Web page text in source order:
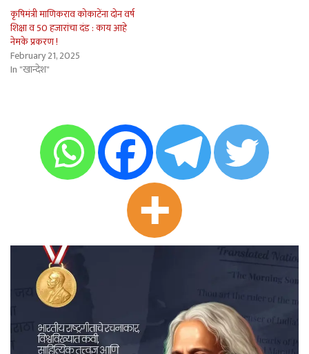
कृषिमंत्री माणिकराव कोकाटेंना दोन वर्ष
शिक्षा व 50 हजारांचा दंड : काय आहे
नेमके प्रकरण !
February 21, 2025
In "खान्देश"